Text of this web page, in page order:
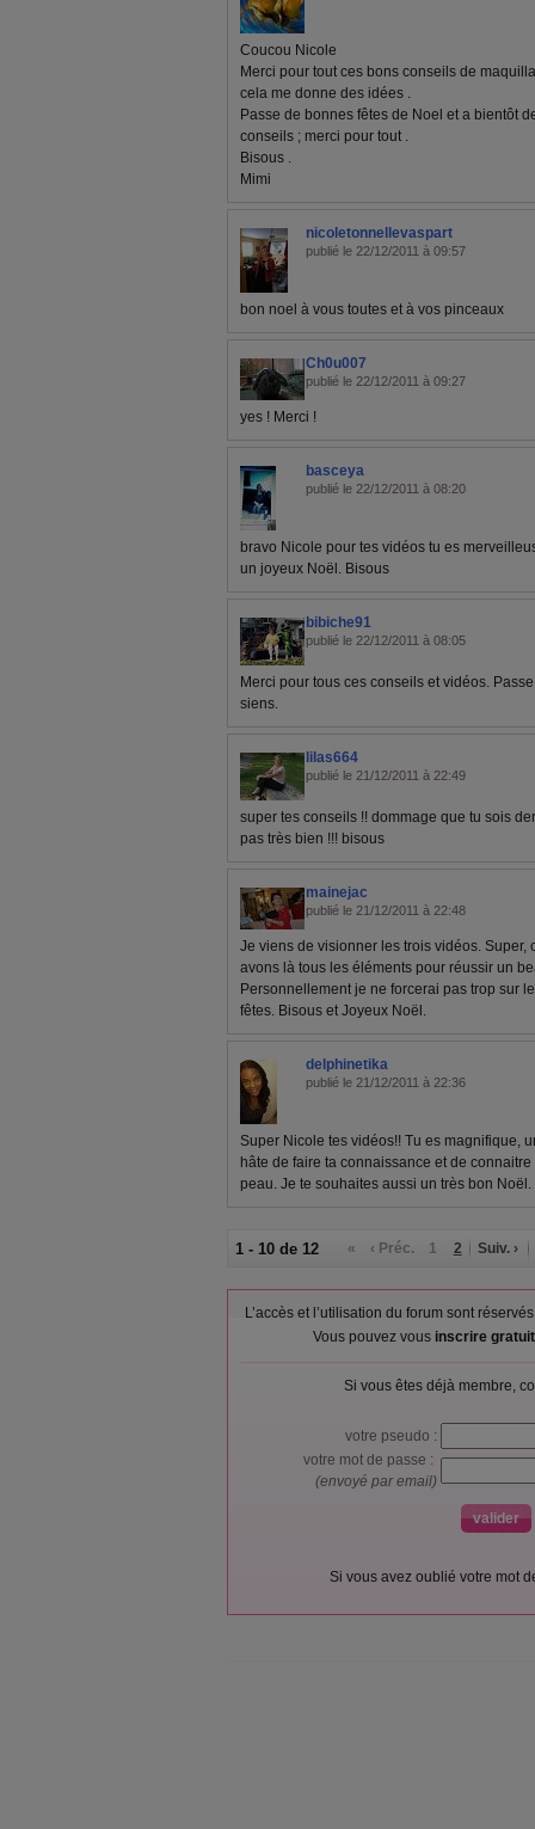
Coucou Nicole
Merci pour tout ces bons conseils de
cela me donne des idées .
Passe de bonnes fêtes de Noel et a bientôt
conseils ; merci pour tout .
Bisous .
Mimi
nicoletonnellevaspart
publié le 22/12/2011 à 09:57
bon noel à vous toutes et à vos pinceaux
Ch0u007
publié le 22/12/2011 à 09:27
yes ! Merci !
basceya
publié le 22/12/2011 à 08:20
bravo Nicole pour tes vidéos tu es
un joyeux Noël. Bisous
bibiche91
publié le 22/12/2011 à 08:05
Merci pour tous ces conseils et vidéos.
siens.
lilas664
publié le 21/12/2011 à 22:49
super tes conseils !! dommage que tu sois
pas très bien !!! bisous
mainejac
publié le 21/12/2011 à 22:48
Je viens de visionner les trois vidéos. Super,
avons là tous les éléments pour réussir un
Personnellement je ne forcerai pas trop sur
fêtes. Bisous et Joyeux Noël.
delphinetika
publié le 21/12/2011 à 22:36
Super Nicole tes vidéos!! Tu es magnifique,
hâte de faire ta connaissance et de
peau. Je te souhaites aussi un très bon Noël.
1 - 10 de 12 « ‹ Préc. 1 2 Suiv. ›
L’accès et l’utilisation du forum sont
Vous pouvez vous inscrire
Si vous êtes déjà membre,
votre pseudo :
votre mot de passe :
(envoyé par email)
Si vous avez oublié votre mot